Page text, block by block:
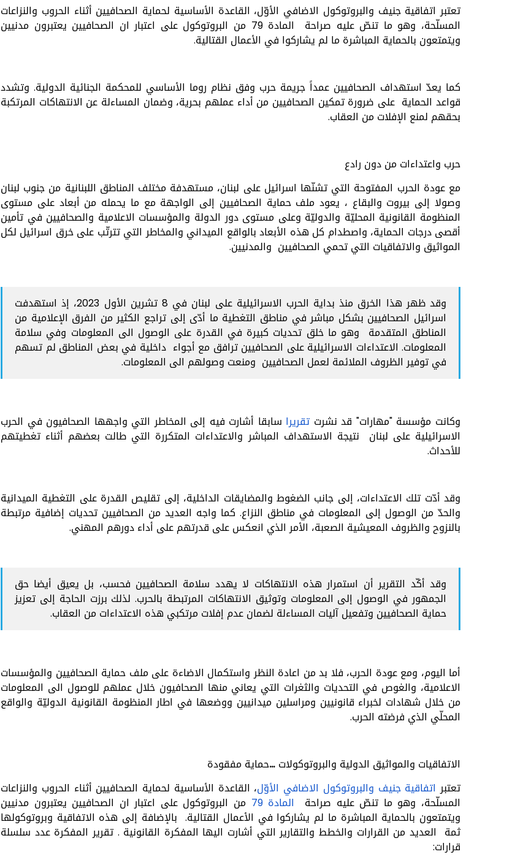
تعتبر اتفاقية جنيف والبروتوكول الاضافي الأوّل، القاعدة الأساسية لحماية الصحافيين أثناء الحروب والنزاعات
المسلّحة، وهو ما تنصّ عليه صراحة المادة 79 من البروتوكول على اعتبار ان الصحافيين يعتبرون مدنيين
ويتمتعون بالحماية المباشرة ما لم يشاركوا في الأعمال القتالية.
كما يعدّ استهداف الصحافيين عمداً جريمة حرب وفق نظام روما الأساسي للمحكمة الجنائية الدولية. وتشدد
قواعد الحماية على ضرورة تمكين الصحافيين من أداء عملهم بحرية، وضمان المساءلة عن الانتهاكات المرتكبة
بحقهم لمنع الإفلات من العقاب.
حرب واعتداءات من دون رادع
مع عودة الحرب المفتوحة التي تشنّها اسرائيل على لبنان، مستهدفة مختلف المناطق اللبنانية من جنوب لبنان
وصولا إلى بيروت والبقاع ، يعود ملف حماية الصحافيين إلى الواجهة مع ما يحمله من أبعاد على مستوى
المنظومة القانونية المحليّة والدوليّة وعلى مستوى دور الدولة والمؤسسات الاعلامية والصحافيين في تأمين
أقصى درجات الحماية، واصطدام كل هذه الأبعاد بالواقع الميداني والمخاطر التي تترتّب على خرق اسرائيل لكل
المواثيق والاتفاقيات التي تحمي الصحافيين والمدنيين.
وقد ظهر هذا الخرق منذ بداية الحرب الاسرائيلية على لبنان في 8 تشرين الأول 2023، إذ استهدفت
اسرائيل الصحافيين بشكل مباشر في مناطق التغطية ما أدّى إلى تراجع الكثير من الفرق الإعلامية من
المناطق المتقدمة وهو ما خلق تحديات كبيرة في القدرة على الوصول الى المعلومات وفي سلامة
المعلومات. الاعتداءات الاسرائيلية على الصحافيين ترافق مع أجواء داخلية في بعض المناطق لم تسهم
في توفير الظروف الملائمة لعمل الصحافيين ومنعت وصولهم الى المعلومات.
وكانت مؤسسة "مهارات" قد نشرت تقريرا سابقا أشارت فيه إلى المخاطر التي واجهها الصحافيون في الحرب
الاسرائيلية على لبنان نتيجة الاستهداف المباشر والاعتداءات المتكررة التي طالت بعضهم أثناء تغطيتهم
للأحداث.
وقد أدّت تلك الاعتداءات، إلى جانب الضغوط والمضايقات الداخلية، إلى تقليص القدرة على التغطية الميدانية
والحدّ من الوصول إلى المعلومات في مناطق النزاع. كما واجه العديد من الصحافيين تحديات إضافية مرتبطة
بالنزوح والظروف المعيشية الصعبة، الأمر الذي انعكس على قدرتهم على أداء دورهم المهني.
وقد أكّد التقرير أن استمرار هذه الانتهاكات لا يهدد سلامة الصحافيين فحسب، بل يعيق أيضا حق
الجمهور في الوصول إلى المعلومات وتوثيق الانتهاكات المرتبطة بالحرب. لذلك برزت الحاجة إلى تعزيز
حماية الصحافيين وتفعيل آليات المساءلة لضمان عدم إفلات مرتكبي هذه الاعتداءات من العقاب.
أما اليوم، ومع عودة الحرب، فلا بد من اعادة النظر واستكمال الاضاءة على ملف حماية الصحافيين والمؤسسات
الاعلامية، والغوص في التحديات والثغرات التي يعاني منها الصحافيون خلال عملهم للوصول الى المعلومات
من خلال شهادات لخبراء قانونيين ومراسلين ميدانيين ووضعها في اطار المنظومة القانونية الدوليّة والواقع
المحلّي الذي فرضته الحرب.
الاتفاقيات والمواثيق الدولية والبروتوكولات …حماية مفقودة
تعتبر اتفاقية جنيف والبروتوكول الاضافي الأوّل، القاعدة الأساسية لحماية الصحافيين أثناء الحروب والنزاعات
المسلّحة، وهو ما تنصّ عليه صراحة المادة 79 من البروتوكول على اعتبار ان الصحافيين يعتبرون مدنيين
ويتمتعون بالحماية المباشرة ما لم يشاركوا في الأعمال القتالية. بالإضافة إلى هذه الاتفاقية وبروتوكولها
ثمة العديد من القرارات والخطط والتقارير التي أشارت اليها المفكرة القانونية . تقرير المفكرة عدد سلسلة
قرارات: